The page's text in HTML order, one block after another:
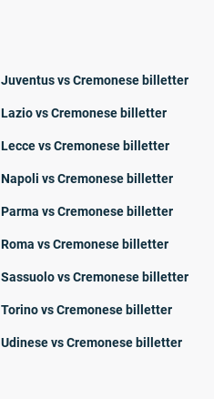
Juventus vs Cremonese billetter
Lazio vs Cremonese billetter
Lecce vs Cremonese billetter
Napoli vs Cremonese billetter
Parma vs Cremonese billetter
Roma vs Cremonese billetter
Sassuolo vs Cremonese billetter
Torino vs Cremonese billetter
Udinese vs Cremonese billetter